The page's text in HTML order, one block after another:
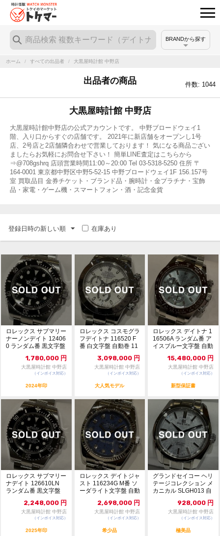
BRANDから探す
ホーム / すべての出品者 / 大黒屋時計館 中野店
出品者の商品 件数: 1044
大黒屋時計館 中野店
大黒屋時計館中野店の公式アカウントです。 中野ブロードウェイ1
階、入り口からすぐの店舗です。 2021年に新店舗をオープンし1号
店、2号店と2店舗隣合わせで営業しております！ 気になる商品ござい
ましたらお気軽にお問合せ下さい！ 簡単LINE査定はこちらから
⇒@708gshrq 店頭営業時間11:00～20:00 Tel 03-5318-5250 住所 〒
164-0001 東京都中野区中野5-52-15 中野ブロードウェイ1F 156.157号
室 買取品目 金券チケット・ブランド品・腕時計・金プラチナ・宝飾
品・家電・ゲーム機・スマートフォン・酒・記念金貨
登録日時の新しい順 在庫あり
ロレックス サブマリー
ナーノンデイト 12406
0 ランダム番 黒文字盤
1,780,000 円
大黒屋時計館 中野店
（インボイス対応）
2024年印
ロレックス コスモグラ
フデイトナ 116520 F
番 白文字盤 自動巻 11
3,098,000 円
大黒屋時計館 中野店
（インボイス対応）
大人気モデル
ロレックス デイトナ 1
16506A ランダム番 ア
イスブルー文字盤 自動
15,480,000 円
大黒屋時計館 中野店
（インボイス対応）
新型保証書
ロレックス サブマリー
ナデイト 126610LN
ランダム番 黒文字盤
2,248,000 円
大黒屋時計館 中野店
（インボイス対応）
2025年印
ロレックス デイトジャ
スト 116234G M番 ソ
ーダライト文字盤 自動
2,698,000 円
大黒屋時計館 中野店
（インボイス対応）
希少品
グランドセイコー ヘリ
テージコレクション メ
カニカル SLGH013 自
928,000 円
大黒屋時計館 中野店
（インボイス対応）
極美品